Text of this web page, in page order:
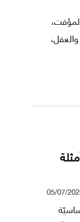
05/07/